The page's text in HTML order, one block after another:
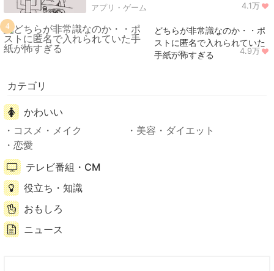
アプリ・ゲーム 4.1万
どちらが非常識なのか・・ポ
ストに匿名で入れられていた
手紙が怖すぎる
ニュース 4.9万
4
カテゴリ
かわいい
コスメ・メイク
美容・ダイエット
恋愛
テレビ番組・CM
役立ち・知識
おもしろ
ニュース